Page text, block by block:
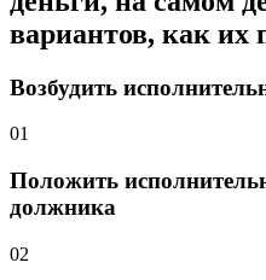
вариантов, как их
Возбудить
01
Положить
должника
02